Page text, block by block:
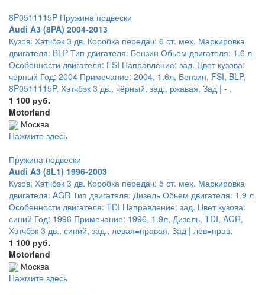
8P0511115P Пружина подвески
Audi A3 (8PA) 2004-2013
Кузов: Хэтчбэк 3 дв. Коробка передач: 6 ст. мех. Маркировка
двигателя: BLP Тип двигателя: Бензин Обьем двигателя: 1.6 л
Особенности двигателя: FSI Направление: зад. Цвет кузова:
чёрный Год: 2004 Примечание: 2004, 1.6л, Бензин, FSI, BLP,
8P0511115P, Хэтчбэк 3 дв., чёрный, зад., ржавая, Зад | - ,
1 100 руб.
Motorland
Москва
Нажмите здесь
Пружина подвески
Audi A3 (8L1) 1996-2003
Кузов: Хэтчбэк 3 дв. Коробка передач: 5 ст. мех. Маркировка
двигателя: AGR Тип двигателя: Дизель Обьем двигателя: 1.9 л
Особенности двигателя: TDI Направление: зад. Цвет кузова:
синий Год: 1996 Примечание: 1996, 1.9л, Дизель, TDI, AGR,
Хэтчбэк 3 дв., синий, зад., левая=правая, Зад | лев=прав,
1 100 руб.
Motorland
Москва
Нажмите здесь